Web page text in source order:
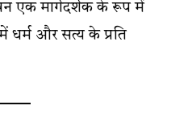
एक मार्गदर्शक के रूप में
धर्म और सत्य के प्रति